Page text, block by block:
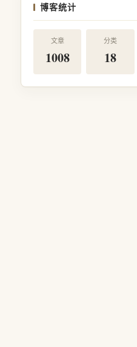
博客统计
文章
1008
分类
18